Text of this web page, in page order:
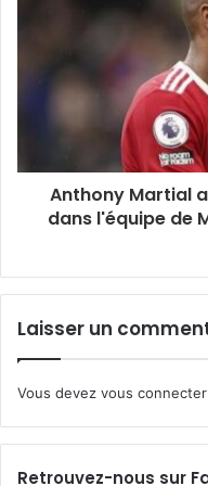
Martinique comptait
évoluant en Régional 1,
seulement 4
INI
Anthony Martial
dans l'équipe de
Laisser un
Vous devez vous connecter
Retrouvez-nous sur